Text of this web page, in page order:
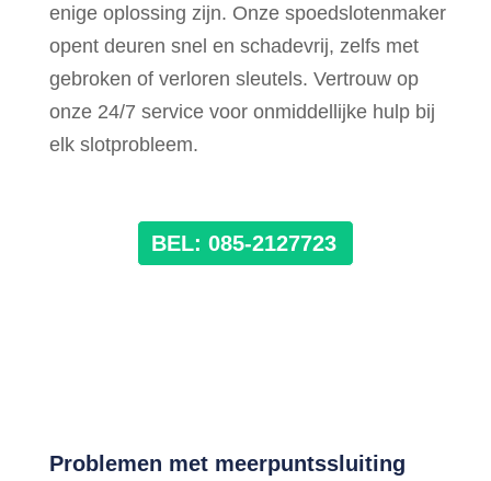
enige oplossing zijn. Onze spoedslotenmaker
opent deuren snel en schadevrij, zelfs met
gebroken of verloren sleutels. Vertrouw op
onze 24/7 service voor onmiddellijke hulp bij
elk slotprobleem.
BEL: 085-2127723
Problemen met meerpuntssluiting